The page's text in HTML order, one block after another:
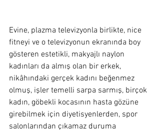
Evine, plazma televizyonla birlikte, nice
fitneyi ve o televizyonun ekranında boy
gösteren estetikli, makyajlı naylon
kadınları da almış olan bir erkek,
nikâhındaki gerçek kadını beğenmez
olmuş, işler temelli sarpa sarmış, birçok
kadın, göbekli kocasının hasta gözüne
girebilmek için diyetisyenlerden, spor
salonlarından çıkamaz duruma